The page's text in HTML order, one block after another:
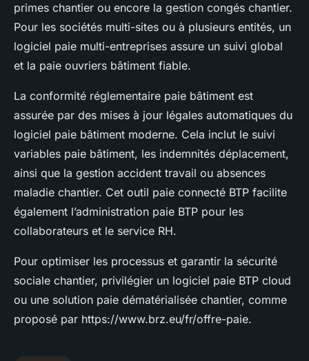
primes chantier ou encore la gestion congés chantier.
Pour les sociétés multi-sites ou à plusieurs entités, un
logiciel paie multi-entreprises assure un suivi global
et la paie ouvriers bâtiment fiable.
La conformité réglementaire paie bâtiment est
assurée par des mises à jour légales automatiques du
logiciel paie bâtiment moderne. Cela inclut le suivi
variables paie bâtiment, les indemnités déplacement,
ainsi que la gestion accident travail ou absences
maladie chantier. Cet outil paie connecté BTP facilite
également l’administration paie BTP pour les
collaborateurs et le service RH.
Pour optimiser les processus et garantir la sécurité
sociale chantier, privilégier un logiciel paie BTP cloud
ou une solution paie dématérialisée chantier, comme
proposé par https://www.brz.eu/fr/offre-paie.